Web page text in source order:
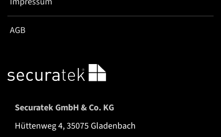
AGB
Securatek GmbH & Co. KG
Hüttenweg 4, 35075 Gladenbach